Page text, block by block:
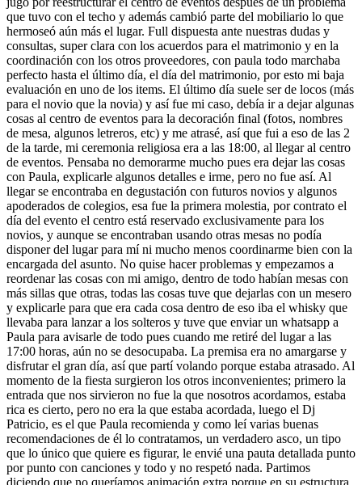
que tuvo con el techo y además cambió parte del mobiliario lo que
hermoseó aún más el lugar. Full dispuesta ante nuestras dudas y
consultas, super clara con los acuerdos para el matrimonio y en la
coordinación con los otros proveedores, con paula todo marchaba
perfecto hasta el último día, el día del matrimonio, por esto mi baja
evaluación en uno de los items. El último día suele ser de locos (más
para el novio que la novia) y así fue mi caso, debía ir a dejar algunas
cosas al centro de eventos para la decoración final (fotos, nombres
de mesa, algunos letreros, etc) y me atrasé, así que fui a eso de las 2
de la tarde, mi ceremonia religiosa era a las 18:00, al llegar al centro
de eventos. Pensaba no demorarme mucho pues era dejar las cosas
con Paula, explicarle algunos detalles e irme, pero no fue así. Al
llegar se encontraba en degustación con futuros novios y algunos
apoderados de colegios, esa fue la primera molestia, por contrato el
día del evento el centro está reservado exclusivamente para los
novios, y aunque se encontraban usando otras mesas no podía
disponer del lugar para mí ni mucho menos coordinarme bien con la
encargada del asunto. No quise hacer problemas y empezamos a
reordenar las cosas con mi amigo, dentro de todo habían mesas con
más sillas que otras, todas las cosas tuve que dejarlas con un mesero
y explicarle para que era cada cosa dentro de eso iba el whisky que
llevaba para lanzar a los solteros y tuve que enviar un whatsapp a
Paula para avisarle de todo pues cuando me retiré del lugar a las
17:00 horas, aún no se desocupaba. La premisa era no amargarse y
disfrutar el gran día, así que partí volando porque estaba atrasado. Al
momento de la fiesta surgieron los otros inconvenientes; primero la
entrada que nos sirvieron no fue la que nosotros acordamos, estaba
rica es cierto, pero no era la que estaba acordada, luego el Dj
Patricio, es el que Paula recomienda y como leí varias buenas
recomendaciones de él lo contratamos, un verdadero asco, un tipo
que lo único que quiere es figurar, le envié una pauta detallada punto
por punto con canciones y todo y no respetó nada. Partimos